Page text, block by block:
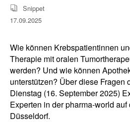
zur
Suche
Snippet
17.09.2025
Wie können Krebspatientinnen
Therapie mit oralen
werden? Und wie können
unterstützen? Über diese Fragen
Dienstag (16. September 2025)
Experten in der pharma-world
Düsseldorf.